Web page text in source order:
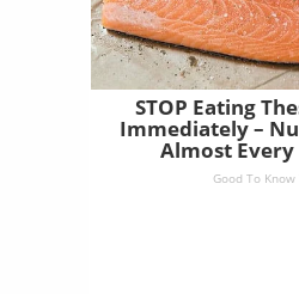
STOP Eating
Immediately –
Almost
Good To Know